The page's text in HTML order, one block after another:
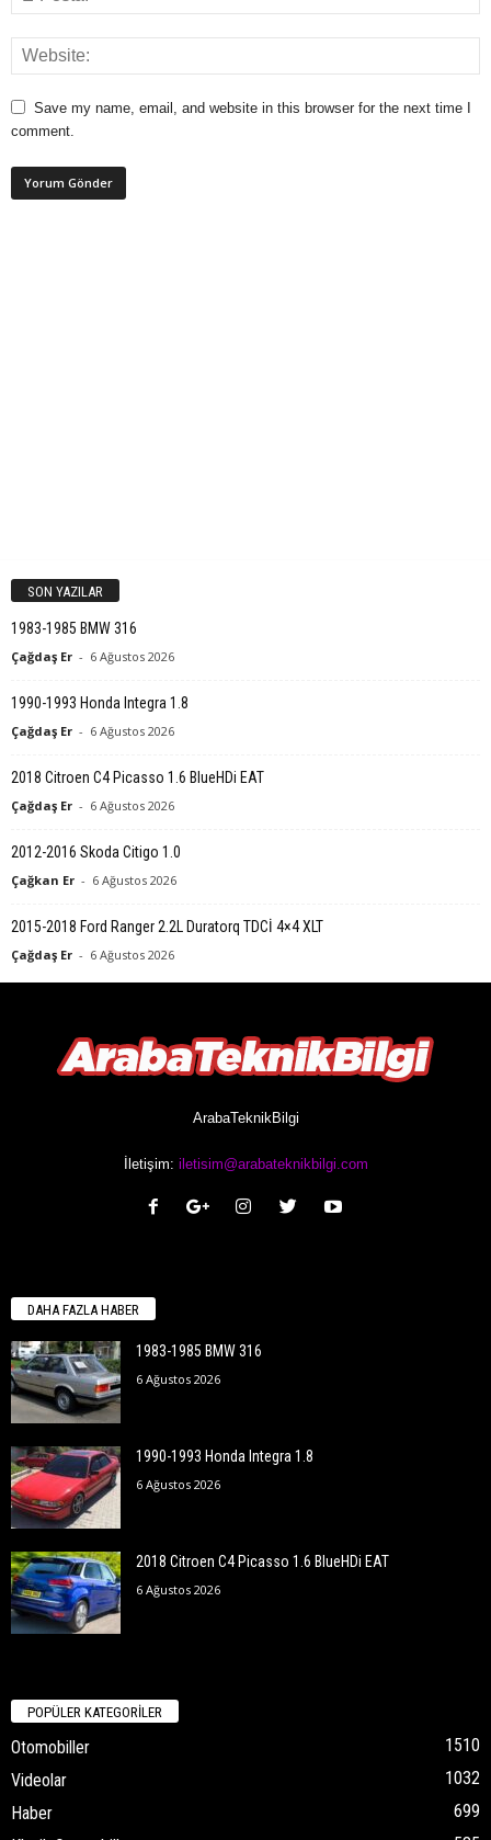
Save my name, email, and website in this browser for the next time I
comment.
SON YAZILAR
1983-1985 BMW 316
Çağdaş Er - 6 Ağustos 2026
1990-1993 Honda Integra 1.8
Çağdaş Er - 6 Ağustos 2026
2018 Citroen C4 Picasso 1.6 BlueHDi EAT
Çağdaş Er - 6 Ağustos 2026
2012-2016 Skoda Citigo 1.0
Çağkan Er - 6 Ağustos 2026
2015-2018 Ford Ranger 2.2L Duratorq TDCİ 4×4 XLT
Çağdaş Er - 6 Ağustos 2026
ArabaTeknikBilgi
İletişim: iletisim@arabateknikbilgi.com
DAHA FAZLA HABER
1983-1985 BMW 316
6 Ağustos 2026
1990-1993 Honda Integra 1.8
6 Ağustos 2026
2018 Citroen C4 Picasso 1.6 BlueHDi EAT
6 Ağustos 2026
POPÜLER KATEGORİLER
Otomobiller
1510
Videolar
1032
Haber
699